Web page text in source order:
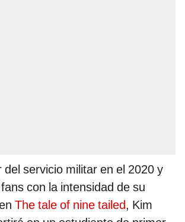
del servicio militar en el 2020 y
con la intensidad de su
The tale of nine tailed, Kim